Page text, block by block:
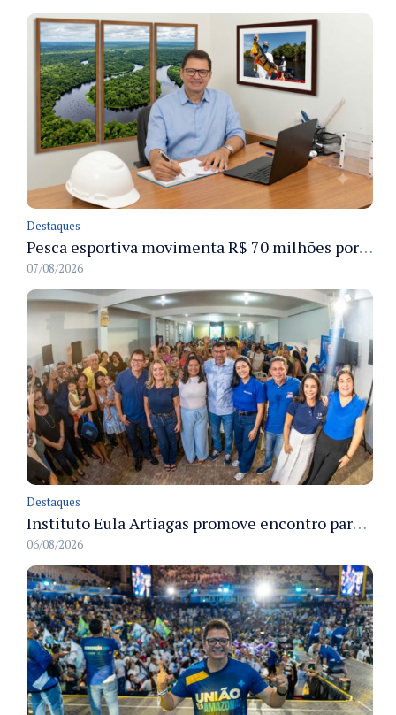
Destaques
Pesca esportiva movimenta R$ 70 milhões por ano e ganha espaço na economia sustentável do Amazonas
07/08/2026
Destaques
Instituto Eula Artiagas promove encontro para discutir melhorias para o bairro Petrópolis
06/08/2026